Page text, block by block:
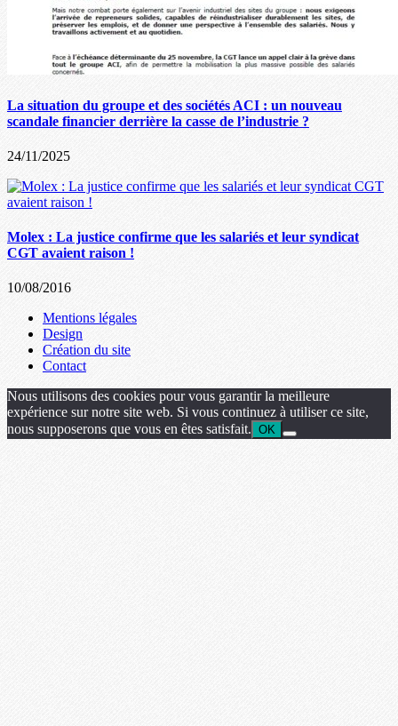
La situation du groupe et des sociétés ACI : un nouveau
scandale financier derrière la casse de l’industrie ?
24/11/2025
Molex : La justice confirme que les salariés et leur syndicat
CGT avaient raison !
10/08/2016
Mentions légales
Design
Création du site
Contact
Nous utilisons des cookies pour vous garantir la meilleure
expérience sur notre site web. Si vous continuez à utiliser ce site,
nous supposerons que vous en êtes satisfait. OK